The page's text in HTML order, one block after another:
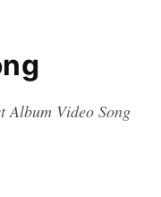
Album Video Song